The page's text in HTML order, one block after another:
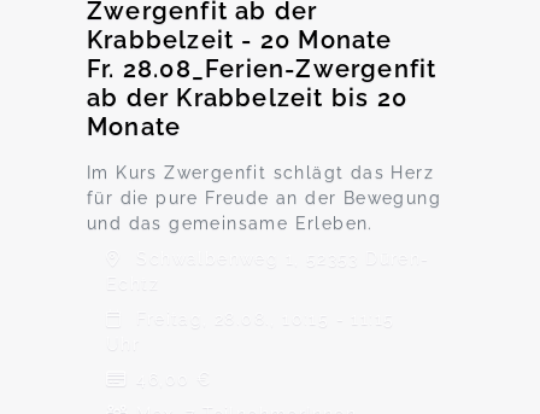
Zwergenfit ab der
Krabbelzeit - 20 Monate
Fr. 28.08_Ferien-Zwergenfit
ab der Krabbelzeit bis 20
Monate
Im Kurs Zwergenfit schlägt das Herz
für die pure Freude an der Bewegung
und das gemeinsame Erleben.
Schwalbenweg 1, 52353 Düren-
Echtz
Freitag, 28.08., 10:15 - 11:15
46,00 €